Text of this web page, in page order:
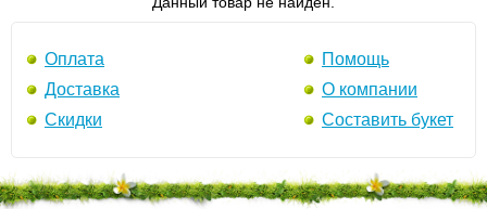
Оплата
Доставка
Скидки
Помощь
О компании
Составить букет